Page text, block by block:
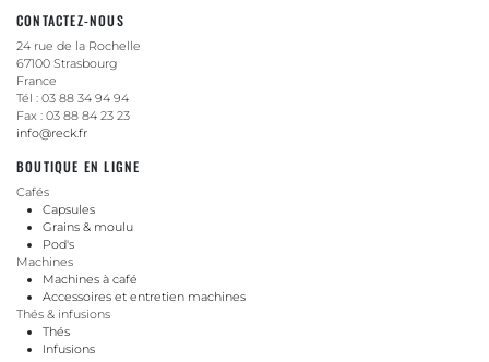
CONTACTEZ-NOUS
24 rue de la Rochelle
67100 Strasbourg
France
Tél : 03 88 34 94 94
Fax : 03 88 84 23 23
info@reck.fr
BOUTIQUE EN LIGNE
Cafés
Capsules
Grains & moulu
Pod's
Machines
Machines à café
Accessoires et entretien machines
Thés & infusions
Thés
Infusions